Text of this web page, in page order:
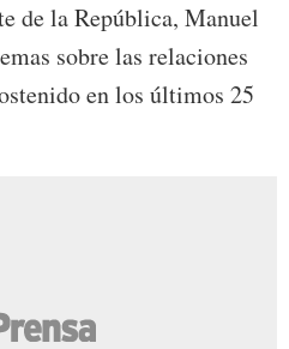
de la República, Manuel
sobre las relaciones
en los últimos 25